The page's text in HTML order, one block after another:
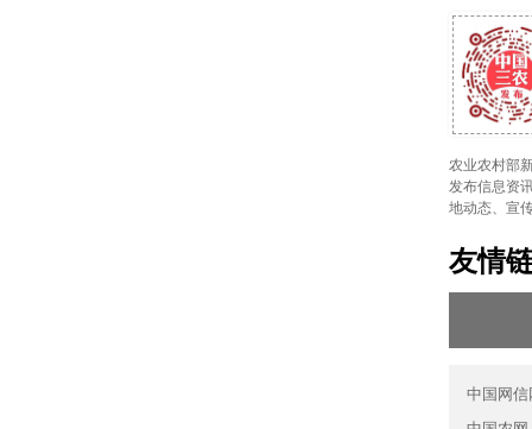
农业农村部
发布信息资
地动态、宣
友情
中国网信